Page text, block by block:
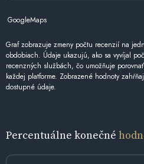
GoogleMaps
Graf zobrazuje zmeny počtu recenzií na
obdobiach. Údaje ukazujú, ako sa vyvíjal
recenzných službách, čo umožňuje
každej platforme. Zobrazené hodnoty
dostupné údaje.
Percentuálne konečné